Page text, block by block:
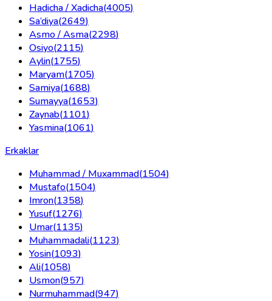
Hadicha / Xadicha(4005)
Sa’diya(2649)
Asmo / Asma(2298)
Osiyo(2115)
Aylin(1755)
Maryam(1705)
Samiya(1688)
Sumayya(1653)
Zaynab(1101)
Yasmina(1061)
Erkaklar
Muhammad / Muxammad(1504)
Mustafo(1504)
Imron(1358)
Yusuf(1276)
Umar(1135)
Muhammadali(1123)
Yosin(1093)
Ali(1058)
Usmon(957)
Nurmuhammad(947)